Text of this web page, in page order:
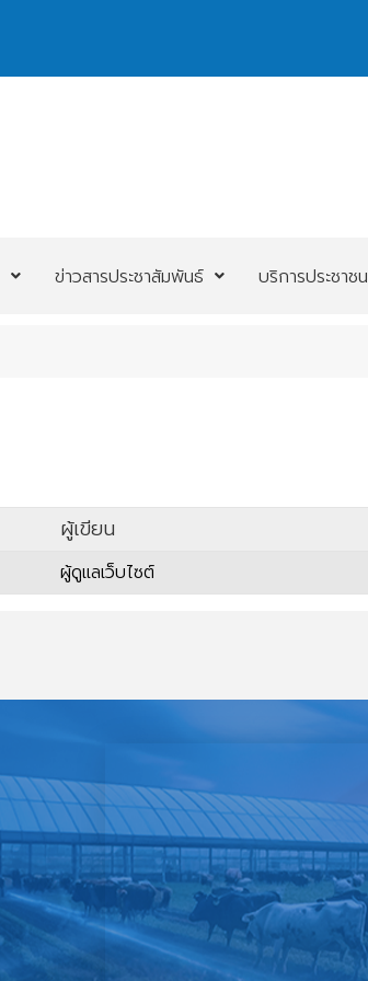
ข่าวสารประชาสัมพันธ์ บริการประชาชน
ผู้เขียน
ผู้ดูแลเว็บไซต์